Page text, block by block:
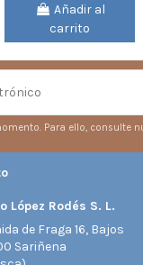
Añadir al
carrito
Para ello, consulte
López Rodés S. L.
de Fraga 16, Bajos
Sariñena